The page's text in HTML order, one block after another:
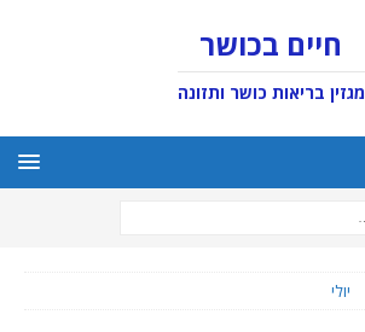
חיים בכושר
מגזין בריאות כושר ותזונה
יולי